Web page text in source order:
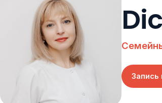
Запись